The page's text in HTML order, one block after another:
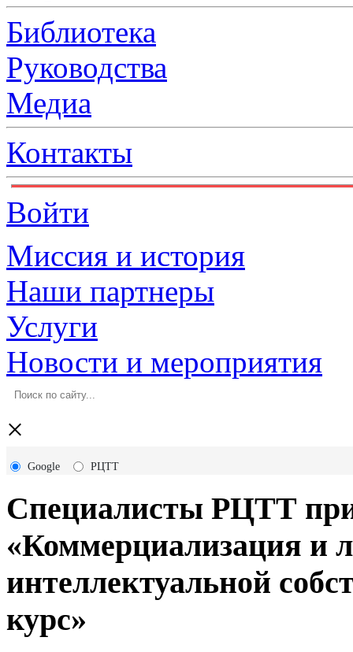
Библиотека
Руководства
Медиа
Контакты
Войти
Миссия и история
Наши партнеры
Услуги
Новости и мероприятия
×
Google РЦТТ
Специалисты РЦТТ
«Коммерциализация и
интеллектуальной
курс»